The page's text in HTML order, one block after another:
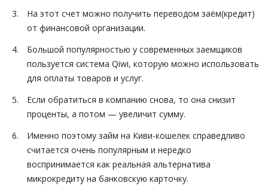
На этот счет можно получить переводом заём(кредит)
от финансовой организации.
Большой популярностью у современных заемщиков
пользуется система Qiwi, которую можно использовать
для оплаты товаров и услуг.
Если обратиться в компанию снова, то она снизит
проценты, а потом — увеличит сумму.
Именно поэтому займ на Киви-кошелек справедливо
считается очень популярным и нередко
воспринимается как реальная альтернатива
микрокредиту на банковскую карточку.